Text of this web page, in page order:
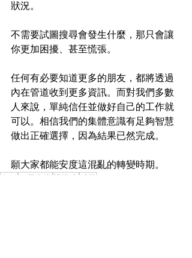
狀況。
不需要試圖搜尋會發生什麼，那只會讓
你更加困擾、甚至慌張。
任何有必要知道更多的朋友，都將透過
內在管道收到更多資訊。而對我們多數
人來說，單純信任並做好自己的工作就
可以。相信我們的集體意識有足夠智慧
做出正確選擇，因為結果已然完成。
願大家都能安度這混亂的轉變時期。
覺醒
提昇意識 辨識力 感恩